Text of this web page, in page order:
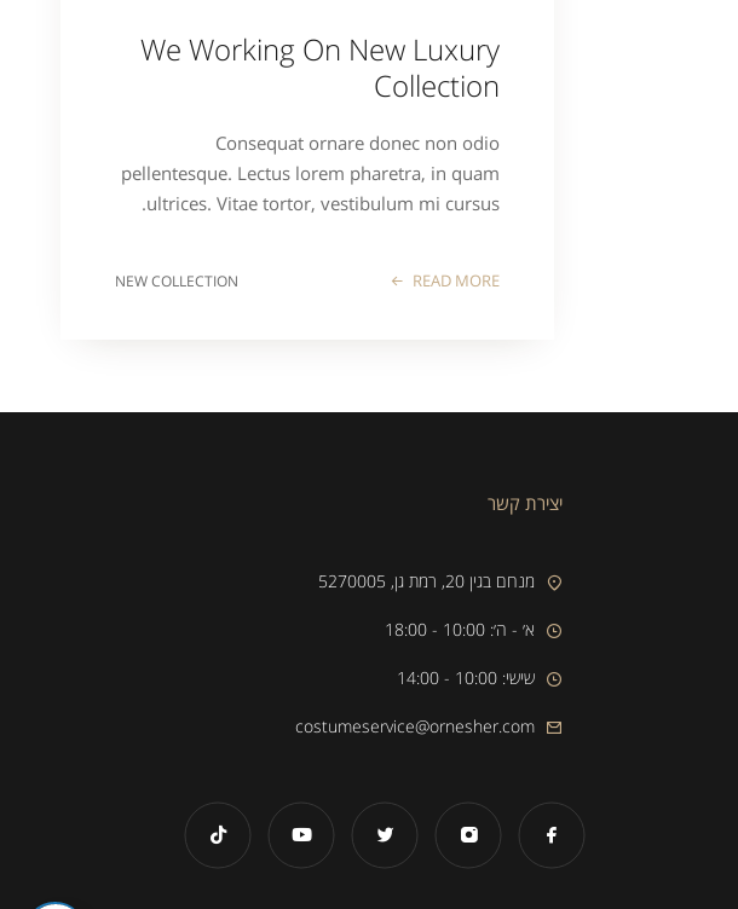
We Working On New Luxury
Collection
Consequat ornare donec non odio
pellentesque. Lectus lorem pharetra, in quam
ultrices. Vitae tortor, vestibulum mi cursus.
NEW COLLECTION READ MORE
יצירת קשר
מנחם בגין 20, רמת גן, 5270005
א׳ - ה׳: 10:00 - 18:00
שישי: 10:00 - 14:00
costumeservice@ornesher.com